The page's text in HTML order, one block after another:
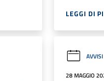
LEGGI DI
AVVISI
28 MAGGIO